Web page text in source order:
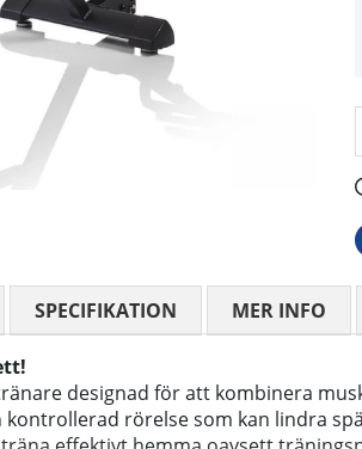
designad för att kombinera
rörelse som kan lindra
SPECIFIKATION MER INFO